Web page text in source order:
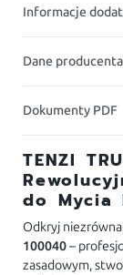
Informacje
Dane producenta
Dokumenty PDF
TENZI
do Mycia
Odkryj
100040–
zasadowym,